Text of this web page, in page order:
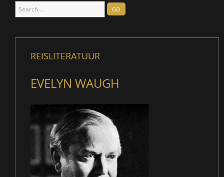
Search
...
GO
REISLITERATUUR
EVELYN WAUGH